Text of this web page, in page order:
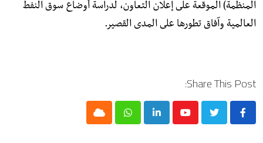
المنظمة) الموقعة على إعلان التعاون، لدراسة أوضاع سوق النفط
العالمية وآفاق تطورها على المدى القصير.
Share This Post:
Youtube
LinkedIn
Whatsapp
Cloud